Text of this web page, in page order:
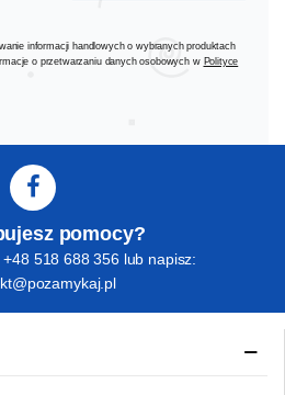
informacji handlowych o wybranych produktach
o przetwarzaniu danych osobowych w Polityce
pomocy?
518 688 356 lub napisz: